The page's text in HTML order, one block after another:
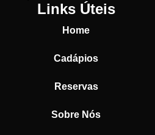
Links Úteis
Home
Cadápios
Reservas
Sobre Nós